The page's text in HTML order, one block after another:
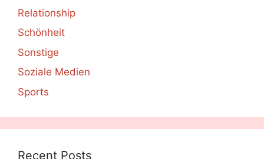
Relationship
Schönheit
Sonstige
Soziale Medien
Sports
Recent Posts